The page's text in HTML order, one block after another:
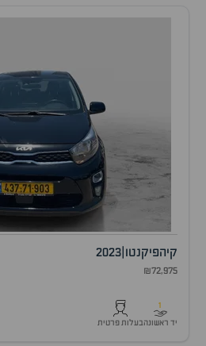
קיהפיקנטו 2023
₪72,975
1
יד ראשונהבעלות פרטית